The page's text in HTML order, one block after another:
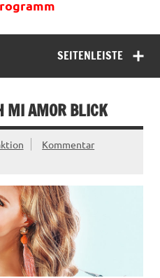
SEITENLEISTE
MI AMOR BLICK
Kommentar